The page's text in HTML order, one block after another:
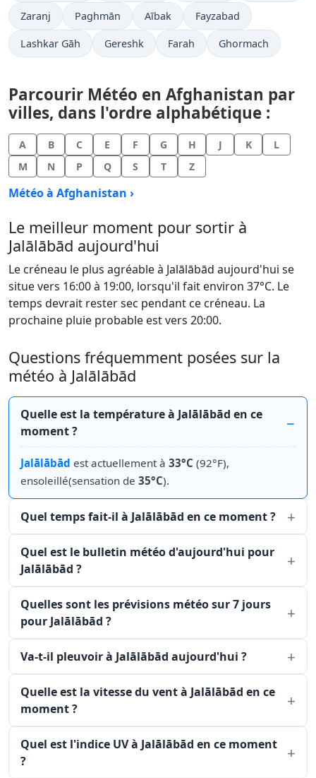
Zaranj Paghmān Aībak Fayzabad
Lashkar Gāh Gereshk Farah Ghormach
Parcourir Météo en Afghanistan par
villes, dans l'ordre alphabétique :
A B C E F G H J K
L
M
N P Q S T Z
Météo à Afghanistan ›
Le meilleur moment pour sortir à
Jalālābād aujourd'hui
Le créneau le plus agréable à Jalālābād aujourd'hui se
situe vers 16:00 à 19:00, lorsqu'il fait environ 37°C. Le
temps devrait rester sec pendant ce créneau. La
prochaine pluie probable est vers 20:00.
Questions fréquemment posées sur la
météo à Jalālābād
Quelle est la température à Jalālābād en ce
moment ?
Jalālābād est actuellement à 33°C (92°F),
ensoleillé(sensation de 35°C).
Quel temps fait-il à Jalālābād en ce moment ?
Quel est le bulletin météo d'aujourd'hui pour
Jalālābād ?
Quelles sont les prévisions météo sur 7 jours
pour Jalālābād ?
Va-t-il pleuvoir à Jalālābād aujourd'hui ?
Quelle est la vitesse du vent à Jalālābād en ce
moment ?
Quel est l'indice UV à Jalālābād en ce moment
?